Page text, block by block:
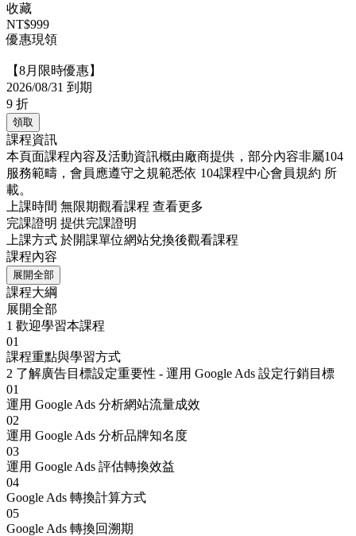
收藏
NT$999
優惠現領
【8月限時優惠】
2026/08/31 到期
9 折
領取
課程資訊
本頁面課程內容及活動資訊概由廠商提供，部分內容非屬104
服務範疇，會員應遵守之規範悉依 104課程中心會員規約 所
載。
上課時間 無限期觀看課程 查看更多
完課證明 提供完課證明
上課方式 於開課單位網站兌換後觀看課程
課程內容
展開全部
課程大綱
展開全部
1 歡迎學習本課程
01
課程重點與學習方式
2 了解廣告目標設定重要性 - 運用 Google Ads 設定行銷目標
01
運用 Google Ads 分析網站流量成效
02
運用 Google Ads 分析品牌知名度
03
運用 Google Ads 評估轉換效益
04
Google Ads 轉換計算方式
05
Google Ads 轉換回溯期